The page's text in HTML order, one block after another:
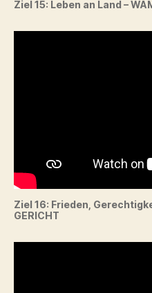
Ziel 15: Leben an Land –
Ziel 16: Frieden,
GERICHT